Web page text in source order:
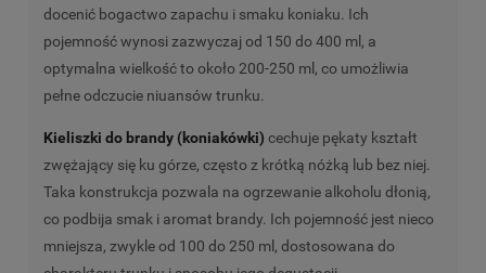
docenić bogactwo zapachu i smaku koniaku. Ich
pojemność wynosi zazwyczaj od 150 do 400 ml, a
optymalna wielkość to około 200-250 ml, co umożliwia
pełne odczucie niuansów trunku.
Kieliszki do brandy (koniakówki) cechuje pękaty kształt
zwężający się ku górze, często z krótką nóżką lub bez niej.
Taka konstrukcja pozwala na ogrzewanie alkoholu dłonią,
co podbija smak i aromat brandy. Ich pojemność jest nieco
mniejsza, zwykle od 100 do 250 ml, dostosowana do